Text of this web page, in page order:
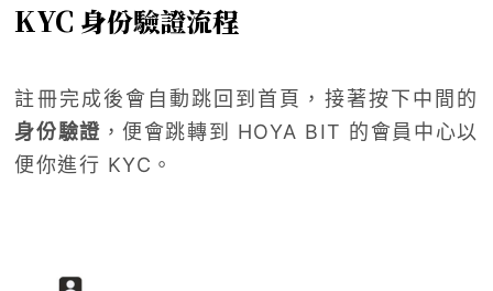
KYC 身份驗證流程
註冊完成後會自動跳回到首頁，接著按下中間的
身份驗證 ，便會跳轉到 HOYA BIT 的會員中心以
便你進行 KYC。